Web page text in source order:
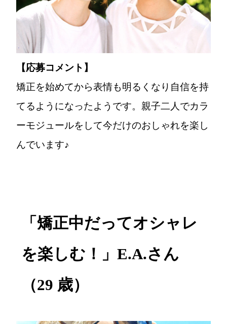
【応募コメント】
矯正を始めてから表情も明るくなり自信を持
てるようになったようです。親子二人でカラ
ーモジュールをして今だけのおしゃれを楽し
んでいます♪
「矯正中だってオシャレ
を楽しむ！」E.A.さん
（29 歳）